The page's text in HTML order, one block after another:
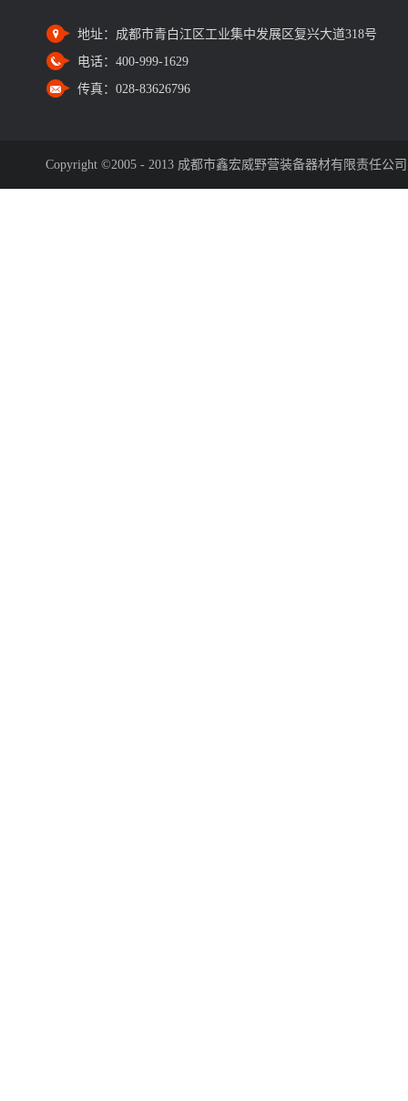
地址： 成都市青白江区工业集中发展区复兴大道318号
电话： 400-999-1629
传真： 028-83626796
Copyright ©2005 - 2013 成都市鑫宏威野营装备器材有限责任公司